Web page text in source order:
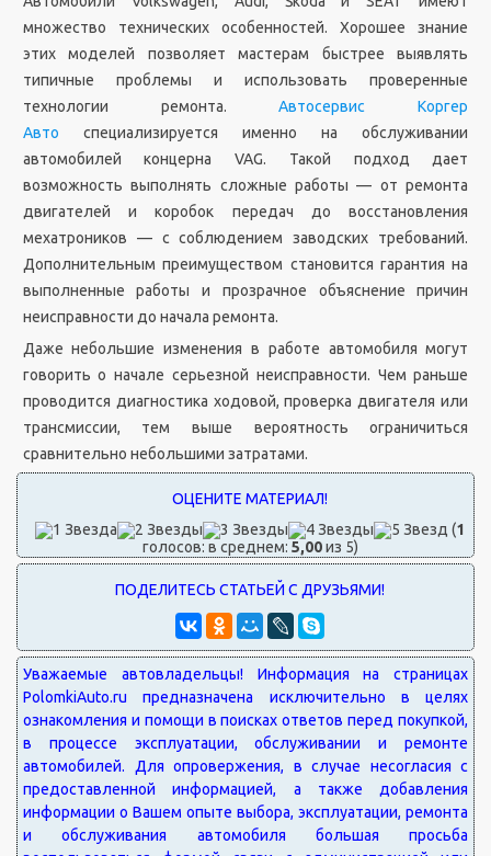
множество технических особенностей. Хорошее знание
этих моделей позволяет мастерам быстрее выявлять
типичные проблемы и использовать проверенные
технологии ремонта.Автосервис Коргер
Авто специализируется именно на обслуживании
автомобилей концерна VAG. Такой подход дает
возможность выполнять сложные работы — от ремонта
двигателей и коробок передач до восстановления
мехатроников — с соблюдением заводских требований.
Дополнительным преимуществом становится гарантия на
выполненные работы и прозрачное объяснение причин
неисправности до начала ремонта.
Даже небольшие изменения в работе автомобиля могут
говорить о начале серьезной неисправности. Чем раньше
проводится диагностика ходовой, проверка двигателя или
трансмиссии, тем выше вероятность ограничиться
сравнительно небольшими затратами.
(1
голосов: в среднем: 5,00из 5)